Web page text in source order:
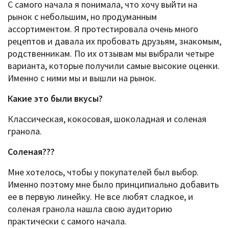
С самого начала я понимала, что хочу выйти на
рынок с небольшим, но продуманным
ассортиментом. Я протестировала очень много
рецептов и давала их пробовать друзьям, знакомым,
родственникам. По их отзывам мы выбрали четыре
варианта, которые получили самые высокие оценки.
Именно с ними мы и вышли на рынок.
Какие это были вкусы?
Классическая, кокосовая, шоколадная и соленая
гранола.
Соленая???
Мне хотелось, чтобы у покупателей был выбор.
Именно поэтому мне было принципиально добавить
ее в первую линейку. Не все любят сладкое, и
соленая гранола нашла свою аудиторию
практически с самого начала.